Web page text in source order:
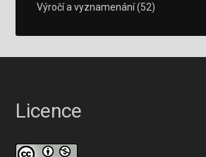
Výročí a vyznamenání(52)
Licence